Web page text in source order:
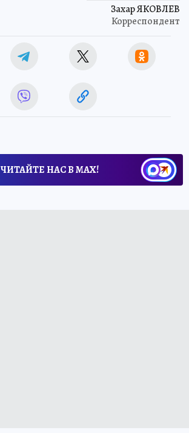
Захар ЯКОВЛЕВ
Корреспондент
ЧИТАЙТЕ НАС В МАХ!